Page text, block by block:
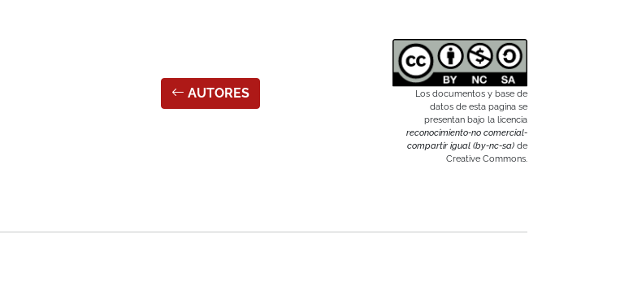
AUTORES
Los documentos y base de
datos de esta pagina se
presentan bajo la licencia
reconocimiento-no comercial-
compartir igual (by-nc-sa) de
Creative Commons.